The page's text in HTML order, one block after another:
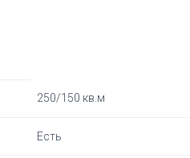
250/150 кв.м
Есть